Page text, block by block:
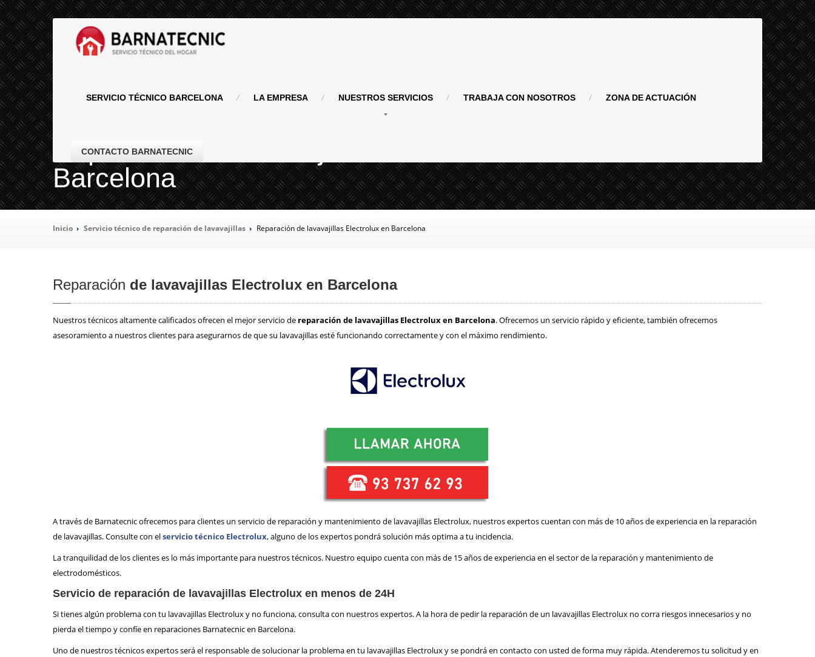
SERVICIO TÉCNICO BARCELONA LAEMPRESA NUESTROS SERVICIOS TRABAJACON NOSOTROS ZONADE ACTUACIÓN
CONTACTO BARNATECNIC
Reparación de lavavajillas Electrolux en
Barcelona
Inicio Serviciotécnico de reparación de lavavajillas Reparaciónde lavavajillas Electrolux en Barcelona
Reparación de lavavajillas Electrolux en Barcelona
Nuestros técnicos altamente calificados ofrecen el mejor servicio de reparación de lavavajillas Electrolux en Barcelona. Ofrecemos un servicio rápido y eficiente, también ofrecemos
asesoramiento a nuestros clientes para asegurarnos de que su lavavajillas esté funcionando correctamente y con el máximo rendimiento.
A través de Barnatecnic ofrecemos para clientes un servicio de reparación y mantenimiento de lavavajillas Electrolux, nuestros expertos cuentan con más de 10 años de experiencia en la reparación
de lavavajillas. Consulte con elservicio técnico Electrolux, alguno de los expertos pondrá solución más optima a tu incidencia.
La tranquilidad de los clientes es lo más importante para nuestros técnicos. Nuestro equipo cuenta con más de 15 años de experiencia en el sector de la reparación y mantenimiento de
electrodomésticos.
Servicio de reparación de lavavajillas Electrolux en menos de 24H
Si tienes algún problema con tu lavavajillas Electrolux y no funciona, consulta con nuestros expertos. A la hora de pedir la reparación de un lavavajillas Electrolux no corra riesgos innecesarios y no
pierda el tiempo y confíe en reparaciones Barnatecnic en Barcelona.
Uno de nuestros técnicos expertos será el responsable de solucionar la problema en tu lavavajillas Electrolux y se pondrá en contacto con usted de forma muy rápida. Atenderemos tu solicitud y en